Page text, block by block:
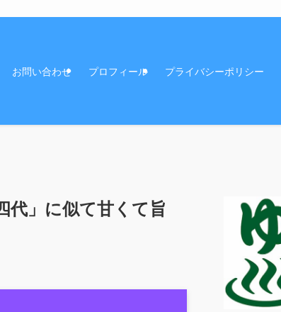
お問い合わせ プロフィール プライバシーポリシー
代」に似て甘くて旨